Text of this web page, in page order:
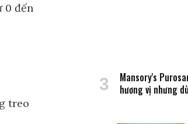
0 đến
treo
Mansory's
hương vị nhưng